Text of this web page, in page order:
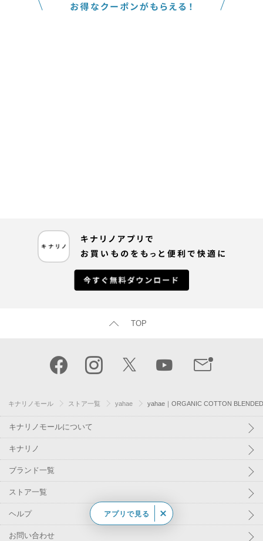
TOP
キナリノモール ストア一覧 yahae yahae｜ORGANIC COTTON
キナリノモールについて
キナリノ
ブランド一覧
ストア一覧
ヘルプ
お問い合わせ
アプリで見る